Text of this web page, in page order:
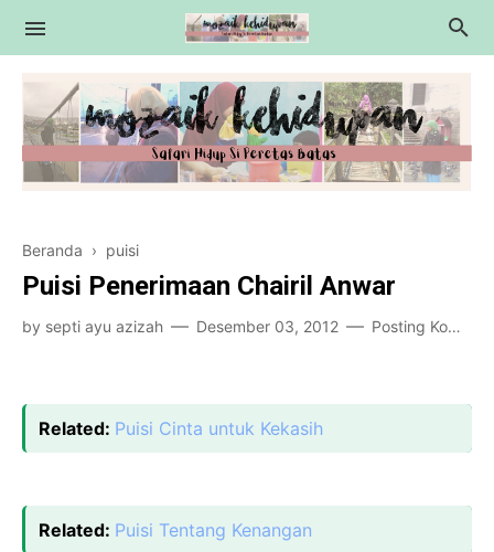
Motivasi
Review
Beranda › puisi
Puisi Penerimaan Chairil Anwar
by septi ayu azizah Desember 03, 2012 Posting Komentar
Related: Puisi Cinta untuk Kekasih
Related: Puisi Tentang Kenangan